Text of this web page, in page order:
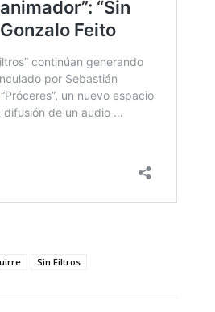
Sin Filtros